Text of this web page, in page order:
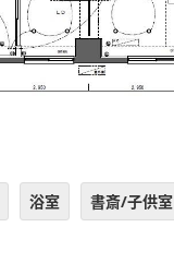
浴室 書斎/子供室